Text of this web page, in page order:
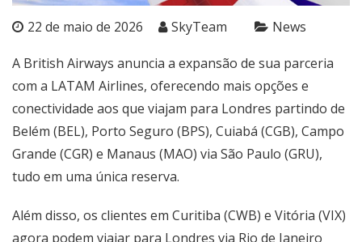
22 de maio de 2026 SkyTeam News
A British Airways anuncia a expansão de sua parceria
com a LATAM Airlines, oferecendo mais opções e
conectividade aos que viajam para Londres partindo de
Belém (BEL), Porto Seguro (BPS), Cuiabá (CGB), Campo
Grande (CGR) e Manaus (MAO) via São Paulo (GRU),
tudo em uma única reserva.
Além disso, os clientes em Curitiba (CWB) e Vitória (VIX)
agora podem viajar para Londres via Rio de Janeiro